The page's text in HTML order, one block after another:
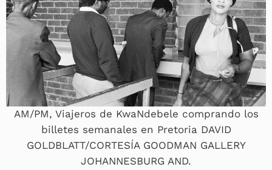
AM/PM, Viajeros de KwaNdebele comprando los
billetes semanales en Pretoria DAVID
GOLDBLATT/CORTESÍA GOODMAN GALLERY
JOHANNESBURG AND.